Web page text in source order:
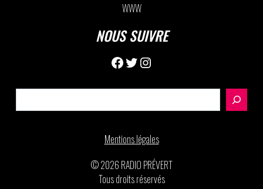
WWW
NOUS SUIVRE
Facebook
TwitterInstagram
Mentions légales
© 2026 RADIO PRÉVERT
Tous droits réservés